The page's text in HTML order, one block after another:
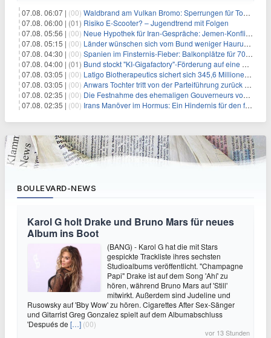
07.08. 06:07 | (00) Waldbrand am Vulkan Bromo: Sperrungen für Touristen
07.08. 06:00 | (01) Risiko E-Scooter? – Jugendtrend mit Folgen
07.08. 05:56 | (00) Neue Hypothek für Iran-Gespräche: Jemen-Konflikt eskaliert
07.08. 05:15 | (00) Länder wünschen sich vom Bund weniger Hauruck-Gesetzgebung
07.08. 04:30 | (00) Spanien im Finsternis-Fieber: Balkonplätze für 700 Euro
07.08. 04:00 | (01) Bund stockt "KI-Gigafactory"-Förderung auf eine Milliarde Euro auf
07.08. 03:05 | (00) Latigo Biotherapeutics sichert sich 345,6 Millionen Dollar in einer erhöhten IPO und ebnet den Weg für nicht-opioide Schmerztherapie
07.08. 03:05 | (00) Anwars Tochter tritt von der Parteiführung zurück und hebt politische Turbulenzen hervor
07.08. 02:35 | (00) Die Festnahme des ehemaligen Gouverneurs von Mexiko hebt die anhaltenden Herausforderungen in der Governance und im Geschäftsumfeld hervor
07.08. 02:35 | (00) Irans Manöver im Hormus: Ein Hindernis für den freien Handel und das Investorenvertrauen
BOULEVARD-NEWS
Karol G holt Drake und Bruno Mars für neues
Album ins Boot
(BANG) - Karol G hat die mit Stars
gespickte Trackliste ihres sechsten
Studioalbums veröffentlicht. "Champagne
Papi" Drake ist auf dem Song 'Ahí' zu
hören, während Bruno Mars auf 'Still'
mitwirkt. Außerdem sind Judeline und
Rusowsky auf 'Bby Wow' zu hören. Cigarettes After Sex-Sänger
und Gitarrist Greg Gonzalez spielt auf dem Albumabschluss
'Después de […] (00)
vor 13 Stunden